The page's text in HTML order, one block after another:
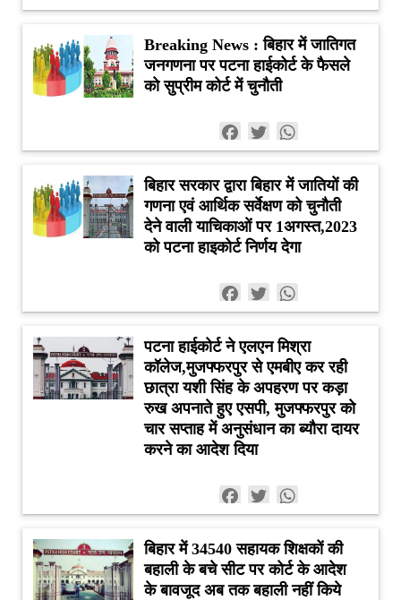
Breaking News : बिहार में जातिगत
जनगणना पर पटना हाईकोर्ट के फैसले
को सुप्रीम कोर्ट में चुनौती
Facebook
Twitter
बिहार सरकार द्वारा बिहार में जातियों की
गणना एवं आर्थिक सर्वेक्षण को चुनौती
देने वाली याचिकाओं पर 1अगस्त,2023
को पटना हाइकोर्ट निर्णय देगा
Facebook
Twitter
पटना हाईकोर्ट ने एलएन मिश्रा
कॉलेज,मुजफ्फरपुर से एमबीए कर रही
छात्रा यशी सिंह के अपहरण पर कड़ा
रुख अपनाते हुए एसपी, मुजफ्फरपुर को
चार सप्ताह में अनुसंधान का ब्यौरा दायर
करने का आदेश दिया
Facebook
Twitter
बिहार में 34540 सहायक शिक्षकों की
बहाली के बचे सीट पर कोर्ट के आदेश
के बावजूद अब तक बहाली नहीं किये